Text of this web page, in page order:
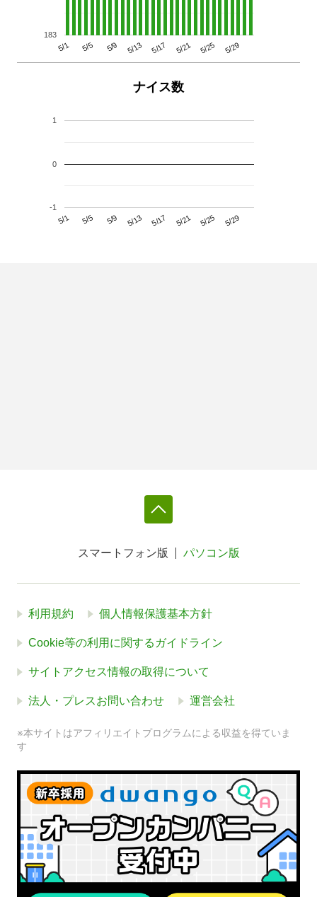
5/1 5/5 5/9 5/13 5/17 5/21 5/25 5/29
183
ナイス数
5/1 5/5 5/9 5/13 5/17 5/21 5/25 5/29
-1
0
1
スマートフォン版 パソコン版
利用規約 個人情報保護基本方針
Cookie等の利用に関するガイドライン
サイトアクセス情報の取得について
法人・プレスお問い合わせ 運営会社
※本サイトはアフィリエイトプログラムによる収益を得ていま
す